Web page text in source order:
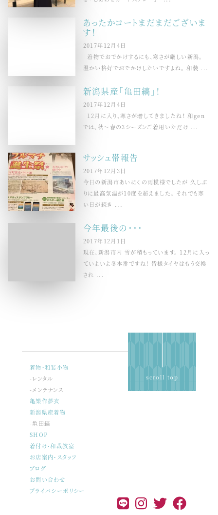
あったかコートまだまだございま
す！
2017年12月4日
着物でおでかけするにも、寒さが厳しい新潟。
温かい格好でおでかけしたいですよね。 和装 ...
新潟県産「亀田縞」！
2017年12月4日
12月に入り、寒さが増してきましたね！ 和gen
では、秋～春の3シーズンご着用いただけ ...
サッシュ帯報告
2017年12月3日
今日の新潟市あいにくの雨模様でしたが 久しぶ
りに最高気温が10度を超えました。 それでも寒
い日が続き ...
今年最後の・・・
2017年12月1日
現在、新潟市内 雪が積もっています。 12月に入っ
ていよいよ冬本番ですね！ 皆様タイヤはもう交換
され ...
scroll top
着物・和装小物
-レンタル
-メンテナンス
亀樂作夢衣
新潟県産着物
-亀田縞
SHOP
着付け・和裁教室
お店案内・スタッフ
ブログ
お問い合わせ
プライバシーポリシー